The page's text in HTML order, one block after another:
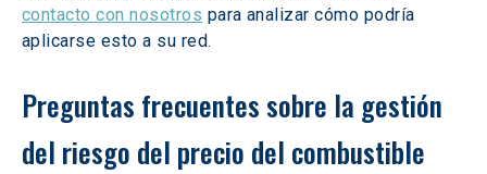
contacto con nosotros para analizar cómo podría
aplicarse esto a su red.
Preguntas frecuentes sobre la gestión
del riesgo del precio del combustible